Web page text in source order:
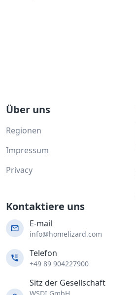
Über uns
Regionen
Impressum
Privacy
Kontaktiere uns
E-mail
info@homelizard.com
Telefon
+49 89 904227900
Sitz der Gesellschaft